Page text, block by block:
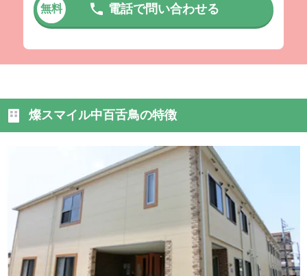
無料 電話で問い合わせる
燦スマイル中百舌鳥の特徴